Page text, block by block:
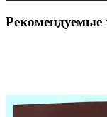
Рекомендуемые